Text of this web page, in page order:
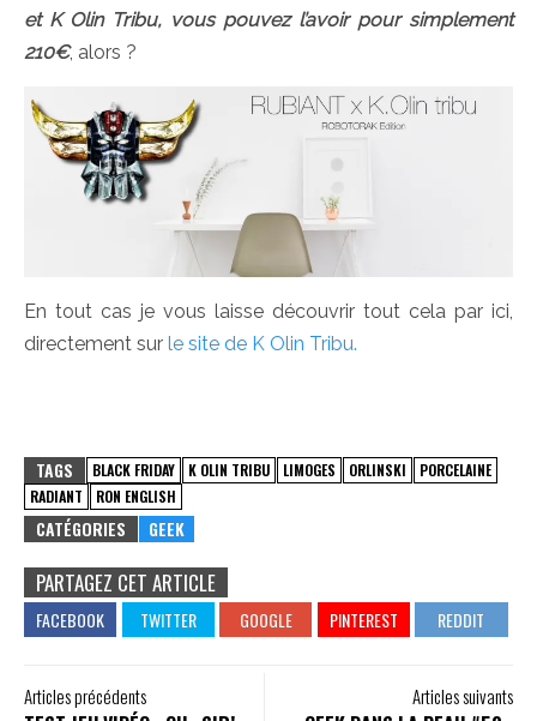
et K Olin Tribu, vous pouvez l’avoir pour simplement
210€, alors ?
En tout cas je vous laisse découvrir tout cela par ici,
directement sur le site de K Olin Tribu.
TAGS BLACK FRIDAY K OLIN TRIBU LIMOGES ORLINSKI
PORCELAINE
RADIANT
RON ENGLISH
CATÉGORIES GEEK
PARTAGEZ CET ARTICLE
Articles précédents Articles suivants